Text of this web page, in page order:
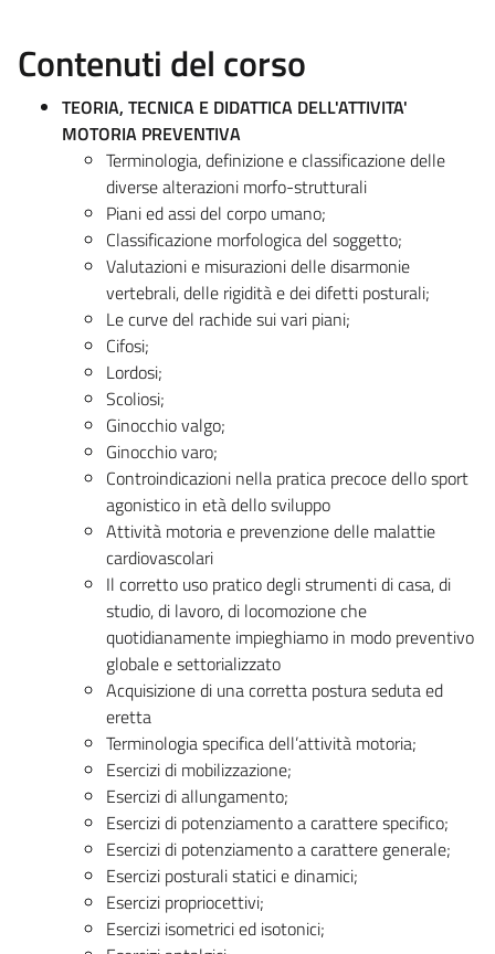
Contenuti del corso
TEORIA, TECNICA E DIDATTICA DELL'ATTIVITA'
MOTORIA PREVENTIVA
Terminologia, definizione e classificazione delle
diverse alterazioni morfo-strutturali
Piani ed assi del corpo umano;
Classificazione morfologica del soggetto;
Valutazioni e misurazioni delle disarmonie
vertebrali, delle rigidità e dei difetti posturali;
Le curve del rachide sui vari piani;
Cifosi;
Lordosi;
Scoliosi;
Ginocchio valgo;
Ginocchio varo;
Controindicazioni nella pratica precoce dello sport
agonistico in età dello sviluppo
Attività motoria e prevenzione delle malattie
cardiovascolari
Il corretto uso pratico degli strumenti di casa, di
studio, di lavoro, di locomozione che
quotidianamente impieghiamo in modo preventivo
globale e settorializzato
Acquisizione di una corretta postura seduta ed
eretta
Terminologia specifica dell’attività motoria;
Esercizi di mobilizzazione;
Esercizi di allungamento;
Esercizi di potenziamento a carattere specifico;
Esercizi di potenziamento a carattere generale;
Esercizi posturali statici e dinamici;
Esercizi propriocettivi;
Esercizi isometrici ed isotonici;